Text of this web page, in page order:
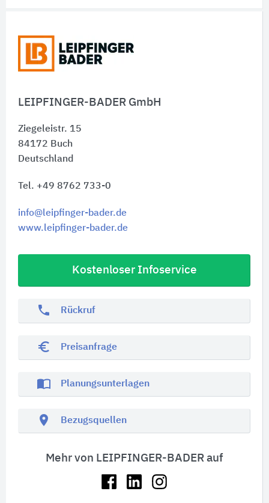
LEIPFINGER-BADER GmbH
Ziegeleistr. 15
84172 Buch
Deutschland
Tel. +49 8762 733-0
info@leipfinger-bader.de
www.leipfinger-bader.de
Kostenloser Infoservice
phone Rückruf
euro_symbol Preisanfrage
import_contacts Planungsunterlagen
location_on Bezugsquellen
Mehr von LEIPFINGER-BADER auf
Schnelleinstiege